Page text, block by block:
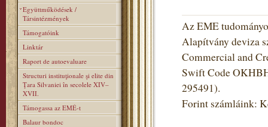
Együttműködések /
Társintézmények
Támogatóink
Linktár
Raport de autoevaluare
Structuri instituţionale şi elite din
Ţara Silvaniei în secolele XIV–
XVII.
Támogassa az EMÉ-t
Balaur bondoc
Az EME
Alapítvány deviza
Commercial and
Swift Code
295491).
Forint számláink: